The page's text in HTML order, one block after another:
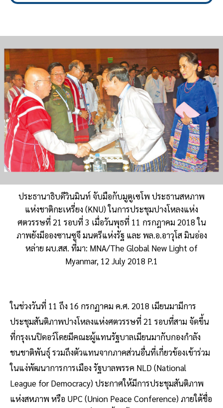
ประธานาธิบดีวินมินท์ จับมือกับมูตูเซโพ ประธานสหภาพ
แห่งชาติกะเหรี่ยง (KNU) ในการประชุมปางโหลงแห่ง
ศตวรรษที่ 21 รอบที่ 3 เมื่อวันพุธที่ 11 กรกฎาคม 2018 ใน
ภาพยังมีอองซานซูจี มนตรีแห่งรัฐ และ พล.อ.อาวุโส มินอ่อง
หล่าย ผบ.สส. ที่มา: MNA/The Global New Light of
Myanmar, 12 July 2018 P.1
ในช่วงวันที่ 11 ถึง 16 กรกฏาคม ค.ศ. 2018 เมียนมามีการ
ประชุมสันติภาพปางโหลงแห่งศตวรรษที่ 21 รอบที่สาม จัดขึ้น
ที่กรุงเนปิดอว์โดยมีคณะผู้แทนรัฐบาลเมียนมากับกองกำลัง
ชนชาติพันธุ์ รวมถึงตัวแทนจากภาคส่วนอื่นที่เกี่ยวข้องเข้าร่วม
ในแง่พัฒนาการการเมือง รัฐบาลพรรค NLD (National
League for Democracy) ประกาศให้มีการประชุมสันติภาพ
แห่งสหภาพ หรือ UPC (Union Peace Conference) ภายใต้ชื่อ